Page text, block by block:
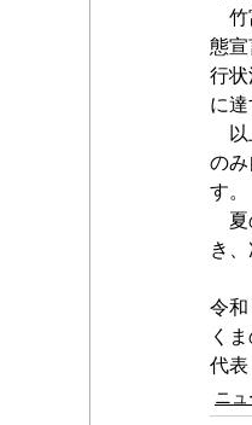
竹
態
行
に
以
の
す。
夏
き
令和
く
代
ニュ